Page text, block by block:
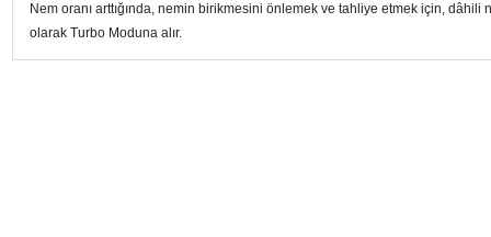
Nem oranı arttığında, nemin birikmesini önlemek ve tahliye etmek için, dâhili
olarak Turbo Moduna alır.